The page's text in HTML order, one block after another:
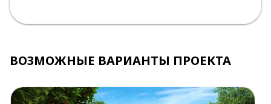
ВОЗМОЖНЫЕ ВАРИАНТЫ ПРОЕКТА